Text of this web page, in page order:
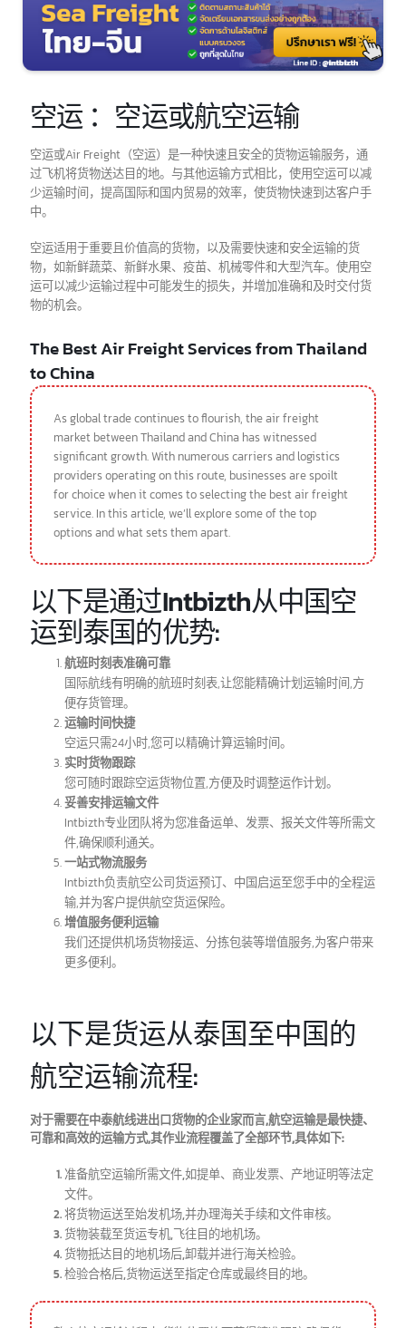
空运 ：空运或航空运输
空运或Air Freight（空运）是一种快速且安全的货物运输服务，通
过飞机将货物送达目的地。与其他运输方式相比，使用空运可以减
少运输时间，提高国际和国内贸易的效率，使货物快速到达客户手
空运适用于重要且价值高的货物，以及需要快速和安全运输的货
物，如新鲜蔬菜、新鲜水果、疫苗、机械零件和大型汽车。使用空
运可以减少运输过程中可能发生的损失，并增加准确和及时交付货
物的机会。
The Best Air Freight Services from Thailand
to China
As global trade continues to flourish, the air freight
market between Thailand and China has witnessed
providers operating on this route, businesses are spoilt
for choice when it comes to selecting the best air freight
service. In this article, we’ll explore some of the top
options and what sets them apart.
以下是通过Intbizth从中国空
运到泰国的优势:
航班时刻表准确可靠
国际航线有明确的航班时刻表,让您能精确计划运输时间,方
便存货管理。
运输时间快捷
空运只需24小时,您可以精确计算运输时间。
实时货物跟踪
您可随时跟踪空运货物位置,方便及时调整运作计划。
妥善安排运输文件
Intbizth专业团队将为您准备运单、发票、报关文件等所需文
Intbizth负责航空公司货运预订、中国启运至您手中的全程运
输,并为客户提供航空货运保险。
增值服务便利运输
我们还提供机场货物接运、分拣包装等增值服务,为客户带来
更多便利。
以下是货运从泰国至中国的
航空运输流程:
对于需要在中泰航线进出口货物的企业家而言,航空运输是最快捷、
可靠和高效的运输方式,其作业流程覆盖了全部环节,具体如下: